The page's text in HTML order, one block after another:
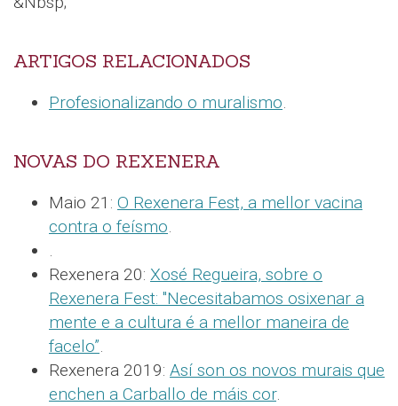
ARTIGOS RELACIONADOS
Profesionalizando o muralismo.
NOVAS DO REXENERA
Maio 21: O Rexenera Fest, a mellor vacina
contra o feísmo.
.
Rexenera 20: Xosé Regueira, sobre o
Rexenera Fest: "Necesitabamos osixenar a
mente e a cultura é a mellor maneira de
facelo”.
Rexenera 2019: Así son os novos murais que
enchen a Carballo de máis cor.